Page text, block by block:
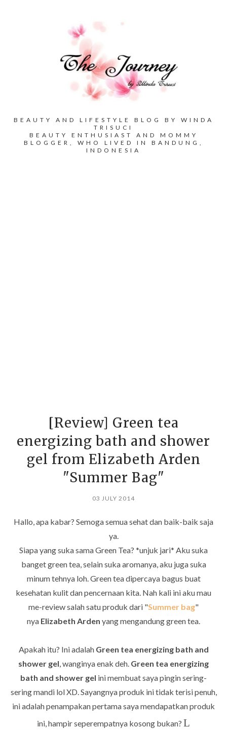
BEAUTY AND LIFESTYLE BLOG BY WINDA
TRISUCI
BEAUTY ENTHUSIAST AND MOMMY
BLOGGER, WHO LIVED IN BANDUNG,
INDONESIA
[Review] Green tea
energizing bath and shower
gel from Elizabeth Arden
"Summer Bag"
03 JULY 2014
Hallo, apa kabar? Semoga semua sehat dan baik-baik saja
ya.
Siapa yang suka sama Green Tea? *unjuk jari* Aku suka
banget green tea, selain suka aromanya, aku juga suka
minum tehnya loh. Green tea dipercaya bagus buat
kesehatan kulit dan pencernaan kita. Nah kali ini aku mau
me-review salah satu produk dari "Summer bag"
nya Elizabeth Arden yang mengandung green tea.
Apakah itu? Ini adalah Green tea energizing bath and
shower gel, wanginya enak deh. Green tea energizing
bath and shower gel ini membuat saya pingin sering-
sering mandi lol XD. Sayangnya produk ini tidak terisi penuh,
ini adalah penampakan pertama saya mendapatkan produk
ini, hampir seperempatnya kosong bukan? L